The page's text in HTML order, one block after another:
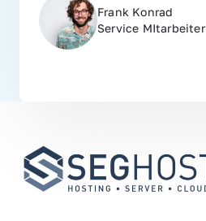
Frank Konrad
Service MItarbeiter